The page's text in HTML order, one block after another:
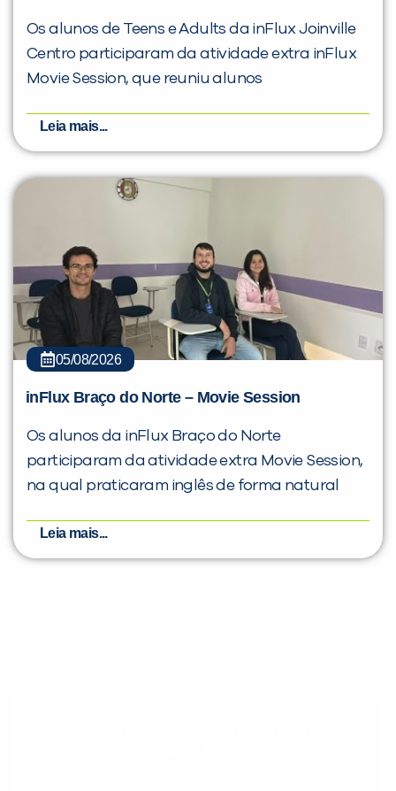
Os alunos de Teens e Adults da inFlux Joinville
Centro participaram da atividade extra inFlux
Movie Session, que reuniu alunos
Leia mais...
05/08/2026
inFlux Braço do Norte – Movie Session
Os alunos da inFlux Braço do Norte
participaram da atividade extra Movie Session,
na qual praticaram inglês de forma natural
Leia mais...